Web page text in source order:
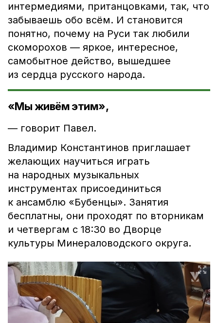
интермедиями, пританцовками, так, что
забываешь обо всём. И становится
понятно, почему на Руси так любили
скоморохов — яркое, интересное,
самобытное действо, вышедшее
из сердца русского народа.
«Мы живём этим»,
— говорит Павел.
Владимир Константинов приглашает
желающих научиться играть
на народных музыкальных
инструментах присоединиться
к ансамблю «Бубенцы». Занятия
бесплатны, они проходят по вторникам
и четвергам с 18:30 во Дворце
культуры Минераловодского округа.